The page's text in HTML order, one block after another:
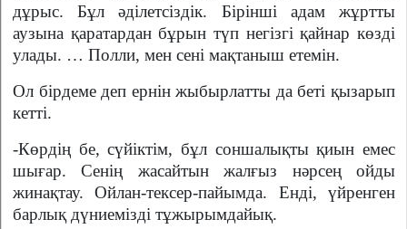
дұрыс. Бұл әділетсіздік. Бірінші адам жұртты
аузына қаратардан бұрын түп негізгі қайнар көзді
улады. … Полли, мен сені мақтаныш етемін.
Ол бірдеме деп ернін жыбырлатты да беті қызарып
кетті.
-Көрдің бе, сүйіктім, бұл соншалықты қиын емес
шығар. Сенің жасайтын жалғыз нәрсең ойды
жинақтау. Ойлан-тексер-пайымда. Енді, үйренген
барлық дүниемізді тұжырымдайық.